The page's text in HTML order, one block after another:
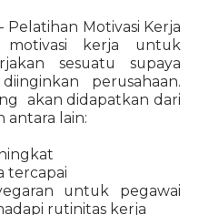
Pelatihan Motivasi Kerja
motivasi kerja untuk
sesuatu supaya
perusahaan.
akan didapatkan dari
antara lain:
tercapai
untuk pegawai
rutinitas kerja